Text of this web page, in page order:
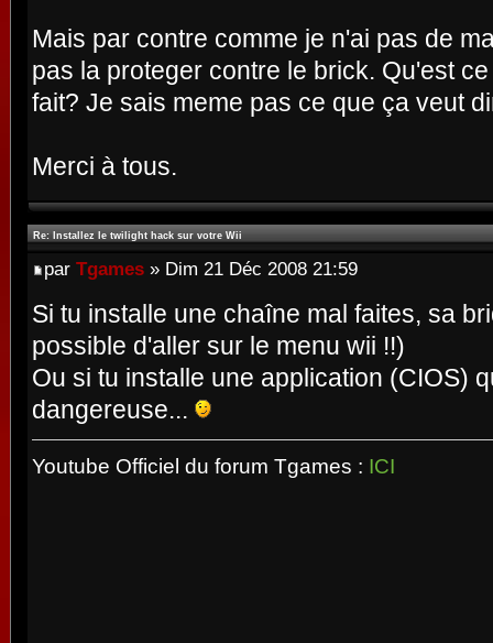
Mais par contre comme je n'ai pas de
pas la proteger contre le brick. Qu'est
fait? Je sais meme pas ce que ça veut
Merci à tous.
Re: Installez le twilight hack sur votre Wii
par Tgames » Dim 21 Déc 2008 21:59
Si tu installe une chaîne mal faites, sa
possible d'aller sur le menu wii !!)
Ou si tu installe une application (CIOS)
dangereuse...
Youtube Officiel du forum Tgames : ICI